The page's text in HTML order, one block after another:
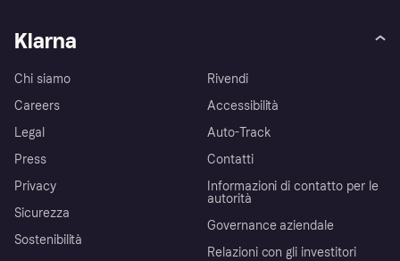
Klarna
Chi siamo
Careers
Legal
Press
Privacy
Sicurezza
Sostenibilità
Rivendi
Accessibilità
Auto-Track
Contatti
Informazioni di contatto per le
autorità
Governance aziendale
Relazioni con gli investitori